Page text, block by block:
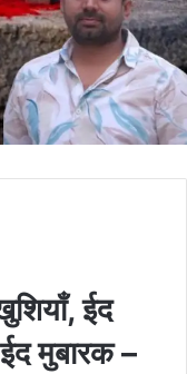
ईद
मुबारक –